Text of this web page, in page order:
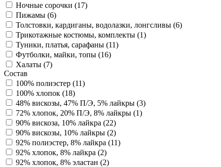
Ночные сорочки (17)
Пижамы (6)
Толстовки, кардиганы, водолазки, лонгсливы (6)
Трикотажные костюмы, комплекты (1)
Туники, платья, сарафаны (11)
Футболки, майки, топы (16)
Халаты (7)
Состав
100% полиэстер (11)
100% хлопок (18)
48% вискозы, 47% П/Э, 5% лайкры (3)
72% хлопок, 20% П/Э, 8% лайкры (1)
90% вискоза, 10% лайкра (22)
90% вискозы, 10% лайкры (2)
92% полиэстер, 8% лайкра (11)
92% хлопок, 8% лайкра (2)
92% хлопок, 8% эластан (2)